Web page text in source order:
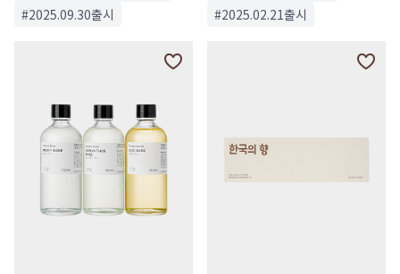
#2025.09.30출시
#2025.02.21출시